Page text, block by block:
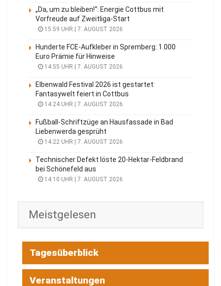
„Da, um zu bleiben!“: Energie Cottbus mit
Vorfreude auf Zweitliga-Start
15:59 UHR | 7. AUGUST 2026
Hunderte FCE-Aufkleber in Spremberg: 1.000
Euro Prämie für Hinweise
14:55 UHR | 7. AUGUST 2026
Elbenwald Festival 2026 ist gestartet:
Fantasywelt feiert in Cottbus
14:24 UHR | 7. AUGUST 2026
Fußball-Schriftzüge an Hausfassade in Bad
Liebenwerda gesprüht
14:22 UHR | 7. AUGUST 2026
Technischer Defekt löste 20-Hektar-Feldbrand
bei Schönefeld aus
14:10 UHR | 7. AUGUST 2026
Meistgelesen
Tagesüberblick
Veranstaltungen